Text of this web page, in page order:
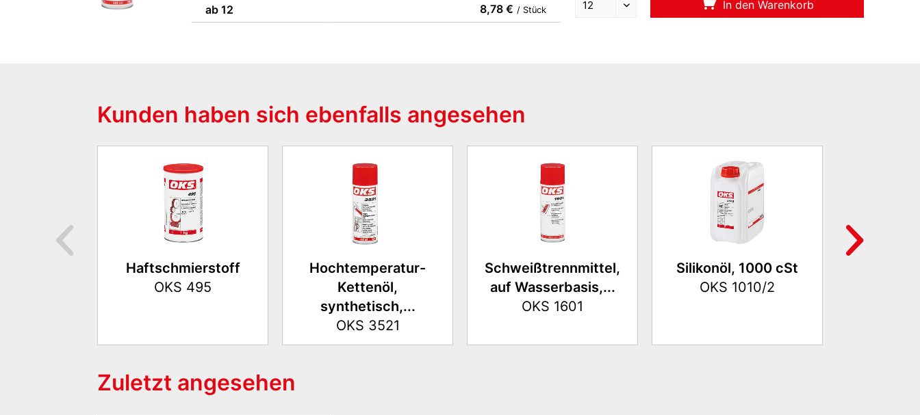
ab 12 8,78 € / Stück In den Warenkorb
Kunden haben sich ebenfalls angesehen
Haftschmierstoff
OKS 495
Hochtemperatur-
Kettenöl,
synthetisch,...
OKS 3521
Schweißtrennmittel,
auf Wasserbasis,...
OKS 1601
Silikonöl, 1000 cSt
OKS 1010/2
Zuletzt angesehen